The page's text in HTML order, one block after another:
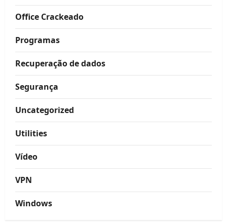
Office Crackeado
Programas
Recuperação de dados
Segurança
Uncategorized
Utilities
Vídeo
VPN
Windows